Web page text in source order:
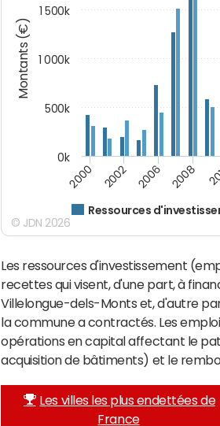
Montants (€)
Ressources
2000 2002 2006 2008
0k
500k
1 000k
1 500k
© JDN 2026
Les ressources d'investissement
recettes qui visent, d'une part, à
Villelongue-dels-Monts et, d'autre
la commune a contractés. Les
opérations en capital affectant le
acquisition de bâtiments) et le
Les villes les plus endettées de
France